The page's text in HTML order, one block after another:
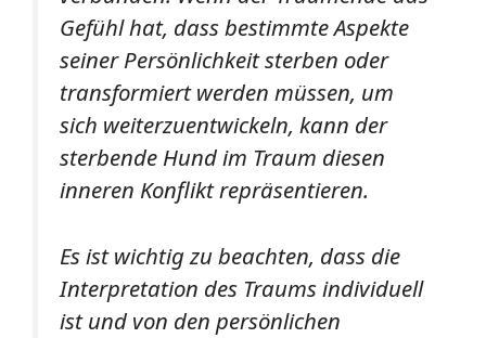
Gefühl hat, dass bestimmte Aspekte
seiner Persönlichkeit sterben oder
transformiert werden müssen, um
sich weiterzuentwickeln, kann der
sterbende Hund im Traum diesen
inneren Konflikt repräsentieren.
Es ist wichtig zu beachten, dass die
Interpretation des Traums individuell
ist und von den persönlichen